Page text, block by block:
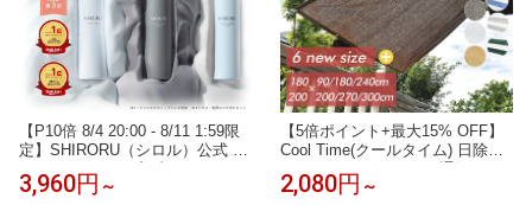
【P10倍 8/4 20:00 - 8/11 1:59限
定】SHIRORU（シロル）公式 ク
リスタルホイップ ブラック マイ
ルド 炭酸洗顔 毛穴 洗顔 くすみ
3,960円 ～
【5倍ポイント+最大15% OFF】
Cool Time(クールタイム) 日除け
シェード オーニング 通気 ベー
シック【12サイズから選べる180
2,080円 ～